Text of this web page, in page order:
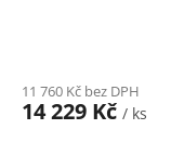
11 760 Kč bez DPH
14 229 Kč / ks